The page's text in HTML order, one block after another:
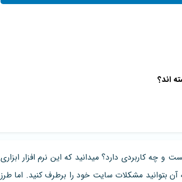
اند؟
و چه کاربردی دارد؟ میدانید که این نرم افزار ابزاری
بتوانید مشکلات سایت خود را برطرف کنید. اما طرز